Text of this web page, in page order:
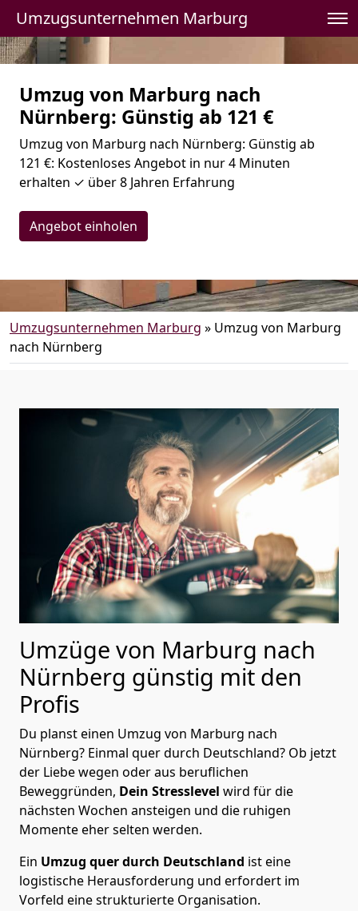
Umzugsunternehmen Marburg
Umzug von Marburg nach
Nürnberg: Günstig ab 121 €
Umzug von Marburg nach Nürnberg: Günstig ab
121 €: Kostenloses Angebot in nur 4 Minuten
erhalten ✓ über 8 Jahren Erfahrung
Angebot einholen
Umzugsunternehmen Marburg » Umzug von Marburg
nach Nürnberg
Umzüge von Marburg nach
Nürnberg günstig mit den
Profis
Du planst einen Umzug von Marburg nach
Nürnberg? Einmal quer durch Deutschland? Ob jetzt
der Liebe wegen oder aus beruflichen
Beweggründen, Dein Stresslevel wird für die
nächsten Wochen ansteigen und die ruhigen
Momente eher selten werden.
Ein Umzug quer durch Deutschland ist eine
logistische Herausforderung und erfordert im
Vorfeld eine strukturierte Organisation.